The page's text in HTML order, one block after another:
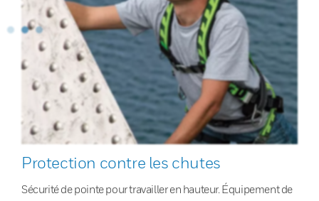
Protection contre les chutes
Sécurité de pointe pour travailler en hauteur. Équipement de